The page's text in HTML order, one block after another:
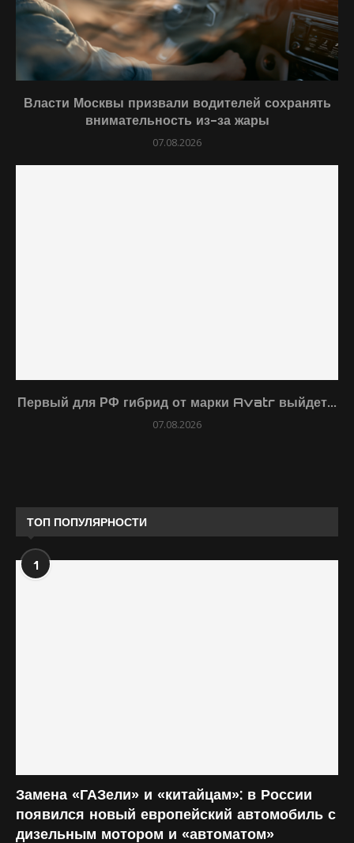
Власти Москвы призвали водителей сохранять
внимательность из-за жары
07.08.2026
Первый для РФ гибрид от марки Avatr выйдет...
07.08.2026
ТОП ПОПУЛЯРНОСТИ
1
Замена «ГАЗели» и «китайцам»: в России
появился новый европейский автомобиль с
дизельным мотором и «автоматом»